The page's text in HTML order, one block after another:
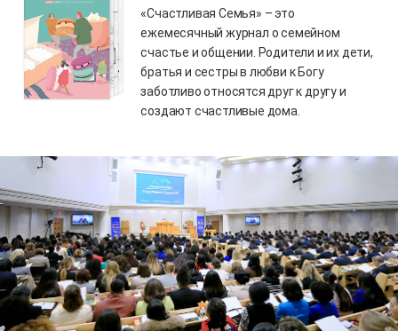
«Счастливая Семья» – это
ежемесячный журнал о семейном
счастье и общении. Родители и их дети,
братья и сестры в любви к Богу
заботливо относятся друг к другу и
создают счастливые дома.